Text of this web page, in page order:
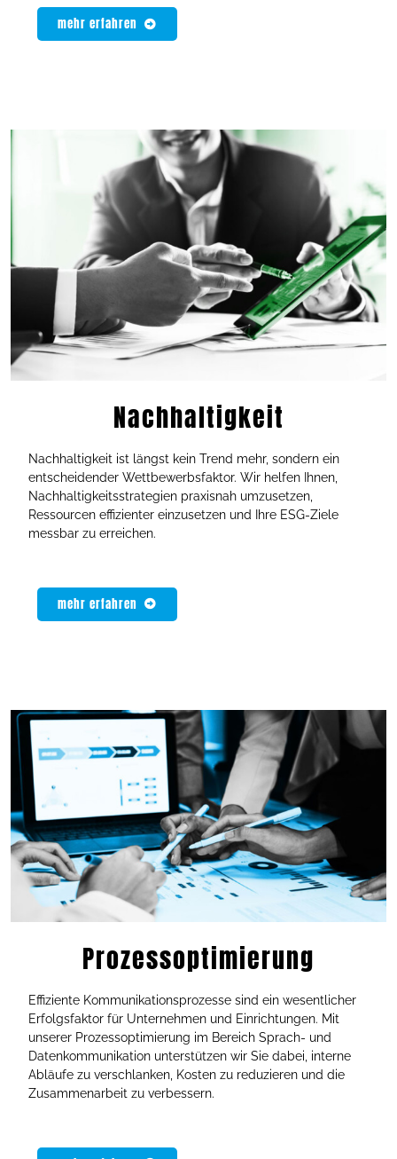
mehr erfahren
Nachhaltigkeit
Nachhaltigkeit ist längst kein Trend mehr, sondern ein
entscheidender Wettbewerbsfaktor. Wir helfen Ihnen,
Nachhaltigkeitsstrategien praxisnah umzusetzen,
Ressourcen effizienter einzusetzen und Ihre ESG-Ziele
messbar zu erreichen.
mehr erfahren
Prozessoptimierung
Effiziente Kommunikationsprozesse sind ein wesentlicher
Erfolgsfaktor für Unternehmen und Einrichtungen. Mit
unserer Prozessoptimierung im Bereich Sprach- und
Datenkommunikation unterstützen wir Sie dabei, interne
Abläufe zu verschlanken, Kosten zu reduzieren und die
Zusammenarbeit zu verbessern.